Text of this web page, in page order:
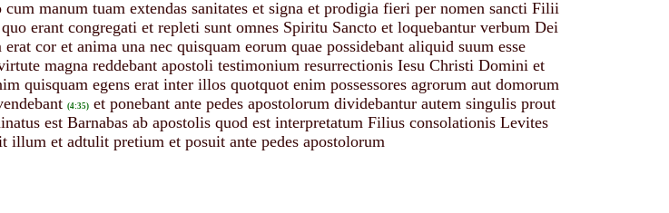
cum manum tuam extendas sanitates et signa et prodigia fieri per nomen sancti Filii
erant congregati et repleti sunt omnes Spiritu Sancto et loquebantur verbum Dei
cor et anima una nec quisquam eorum quae possidebant aliquid suum esse
magna reddebant apostoli testimonium resurrectionis Iesu Christi Domini et
quisquam egens erat inter illos quotquot enim possessores agrorum aut domorum
(4:35) et ponebant ante pedes apostolorum dividebantur autem singulis prout
est Barnabas ab apostolis quod est interpretatum Filius consolationis Levites
illum et adtulit pretium et posuit ante pedes apostolorum